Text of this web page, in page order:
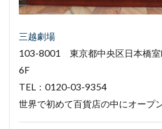
三越劇場
103-8001 東京都中央区日本橋室
6F
TEL：0120-03-9354
世界で初めて百貨店の中にオープ